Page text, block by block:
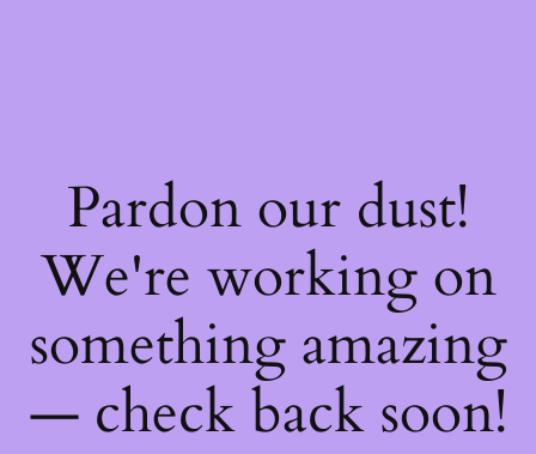
Pardon our dust!
We're working on
something amazing
— check back soon!